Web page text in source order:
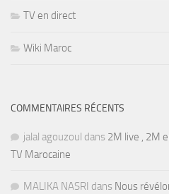
TV en direct
Wiki Maroc
COMMENTAIRES RÉCENTS
jalal agouzoul dans 2M live , 2M
TV Marocaine
MALIKA NASRI dans Nous